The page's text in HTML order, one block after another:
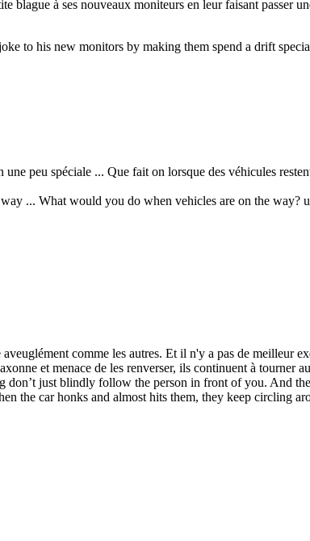
blague à ses nouveaux moniteurs en leur faisant passer
to his new monitors by making them spend a drift
peu spéciale ... Que fait on lorsque des véhicules
... What would you do when vehicles are on the way?
comme les autres. Et il n'y a pas de meilleur
et menace de les renverser, ils continuent à tourner
don’t just blindly follow the person in front of you. And
the car honks and almost hits them, they keep circling